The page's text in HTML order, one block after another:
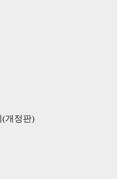
(개정판)